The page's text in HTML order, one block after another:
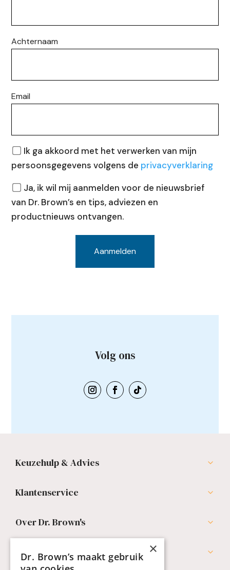
Achternaam
Email
Privacy
Ik ga akkoord met het verwerken van mijn
persoonsgegevens volgens de privacyverklaring
Nieuwsbrief
Ja, ik wil mij aanmelden voor de nieuwsbrief
van Dr. Brown’s en tips, adviezen en
productnieuws ontvangen.
Volg ons
Keuzehulp & Advies
Klantenservice
Over Dr. Brown's
Professionals ×
Dr. Brown’s maakt gebruik